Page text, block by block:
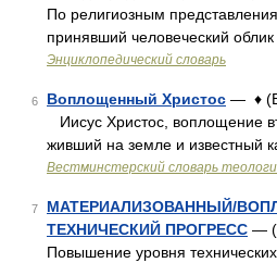
По религиозным
принявший человеческий
Энциклопедический словарь
6 Воплощенный Христос — ♦
Иисус Христос, воплощение
живший на земле и известный
Вестминстерский словарь
7
МАТЕРИАЛИЗОВАННЫЙ/
ТЕХНИЧЕСКИЙ ПРОГРЕСС —
Повышение уровня